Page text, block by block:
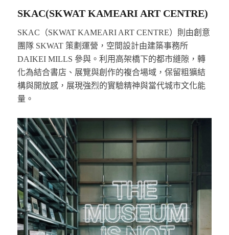
SKAC(SKWAT KAMEARI ART CENTRE)
SKAC（SKWAT KAMEARI ART CENTRE）則由創意
團隊 SKWAT 策劃運營，空間設計由建築事務所
DAIKEI MILLS 參與。利用高架橋下的都市縫隙，轉
化為結合書店、展覽與創作的複合場域，保留粗獷結
構與開放感，展現強烈的實驗精神與當代城市文化能
量。